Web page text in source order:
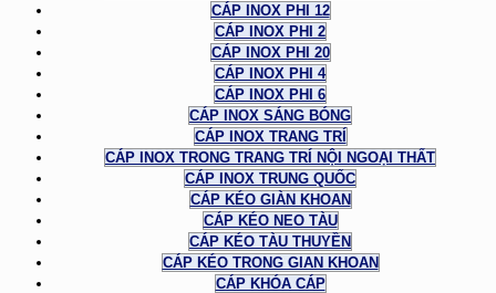
CÁP INOX PHI 12
CÁP INOX PHI 2
CÁP INOX PHI 20
CÁP INOX PHI 4
CÁP INOX PHI 6
CÁP INOX SÁNG BÓNG
CÁP INOX TRANG TRÍ
CÁP INOX TRONG TRANG TRÍ NỘI NGOẠI THẤT
CÁP INOX TRUNG QUỐC
CÁP KÉO GIÀN KHOAN
CÁP KÉO NEO TÀU
CÁP KÉO TÀU THUYỀN
CÁP KÉO TRONG GIAN KHOAN
CÁP KHÓA CÁP